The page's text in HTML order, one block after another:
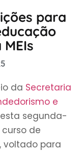
para
da Secretaria
e
segunda-
de
voltado para